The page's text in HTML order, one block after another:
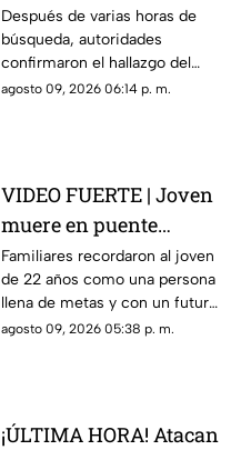
desapareció durante
actividad en Puente de
Ixtla
Después de varias horas de
búsqueda, autoridades
confirmaron el hallazgo del
deportista en la zona sur de
agosto 09, 2026 06:14 p. m.
VIDEO FUERTE | Joven
muere en puente
vehicular; pidió a su
mamá que cuidara de
su gatito
Familiares recordaron al joven
de 22 años como una persona
llena de metas y con un futuro
prometedor.
agosto 09, 2026 05:38 p. m.
¡ÚLTIMA HORA! Atacan